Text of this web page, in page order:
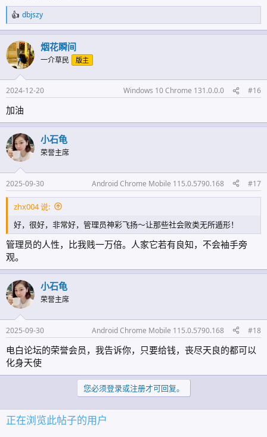
反
馈
:
dbjszy
烟花瞬间
一介草民 版主
2024-12-20 Windows 10 Chrome 131.0.0.0 #16
加油
小石龟
荣誉主席
2025-09-30 Android Chrome Mobile 115.0.5790.168 #17
zhx004 说:
好，很好，非常好，管理员神彩飞扬～让那些社会败类无所遁形！
管理员的人性，比我贱一万倍。人家它若有良知，不会袖手旁
观。
小石龟
荣誉主席
2025-09-30 Android Chrome Mobile 115.0.5790.168 #18
电白论坛的荣誉会员，我告诉你，只要给钱，丧尽天良的都可以
化身天使
您必须登录或注册才可回复。
正在浏览此帖子的用户